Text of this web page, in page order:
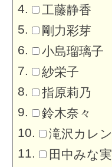
工藤静香
剛力彩芽
小島瑠璃子
紗栄子
指原莉乃
鈴木奈々
滝沢カレン
田中みな実